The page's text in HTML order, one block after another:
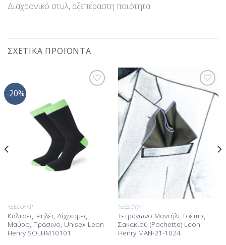
Διαχρονικό στυλ, αξεπέραστη ποιότητα.
ΣΧΕΤΙΚΆ ΠΡΟΪΌΝΤΑ
-20%
ΑΞΕΣΟΥΆΡ
Κάλτσες Ψηλές Δίχρωμες
Μαύρο, Πράσινο, Unisex Leon
Henry SOLHM10101
Προσθήκη
στη Λίστα
Επιθυμίας
ΑΞΕΣΟΥΆΡ
Τετράγωνο Μαντήλι Τσέπης
Σακακιού (Pochette) Leon
Henry MAN-21-1024